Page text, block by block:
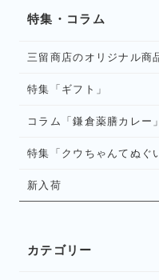
特集・コラム
三留商店のオリジナル商
特集「ギフト」
コラム「鎌倉薬膳カレー」
特集「クウちゃんてぬぐ
新入荷
カテゴリー